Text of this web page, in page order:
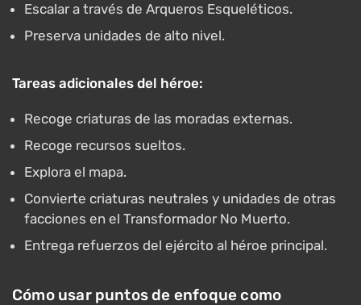
Escalar a través de Arqueros Esqueléticos.
Preserva unidades de alto nivel.
Tareas adicionales del héroe:
Recoge criaturas de las moradas externas.
Recoge recursos sueltos.
Explora el mapa.
Convierte criaturas neutrales y unidades de otras
facciones en el Transformador No Muerto.
Entrega refuerzos del ejército al héroe principal.
Cómo usar puntos de enfoque como